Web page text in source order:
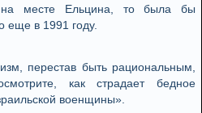
месте Ельцина, то была бы
еще в 1991 году.
перестав быть рациональным,
как страдает бедное
военщины».